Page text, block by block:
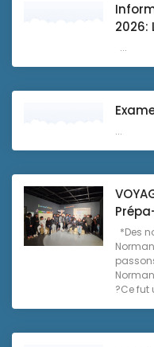
2026:
...
...
*Des
?Ce fut